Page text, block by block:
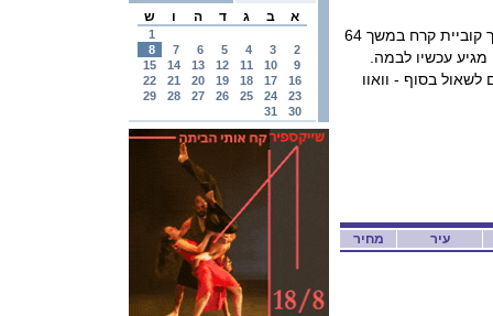
א
ב ג ד ה ו ש
1
2
3
4
5
6
7
8
9
10
11
12
13
14
15
16
17
18
19
20
21
22
23
24
25
26
27
28
29
30
31
חזי דין אמן אשליות וקוסם אקסטרים, האיש ששבר שיא עולם כששהה בתוך קוביית קרח במשך 64
בסוף - וואוו
מחיר עיר